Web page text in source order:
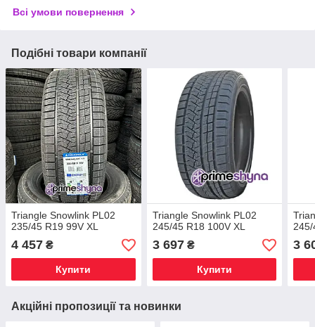
Всі умови повернення
Подібні товари компанії
Triangle Snowlink PL02
235/45 R19 99V XL
4 457 ₴
Купити
Triangle Snowlink PL02
245/45 R18 100V XL
3 697₴
Купити
245/
3
Акційні пропозиції та новинки